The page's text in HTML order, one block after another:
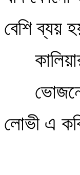
বেশি ব্যয়
লোভী এ